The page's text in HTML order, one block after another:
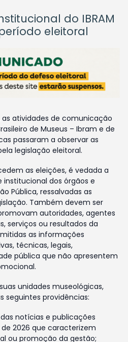
do IBRAM
eleitoral
as atividades de comunicação
de Museus – Ibram e de
passaram a observar as
legislação eleitoral.
as eleições, é vedada a
dos órgãos e
Pública, ressalvadas as
Também devem ser
autoridades, agentes
serviços ou resultados da
as informações
técnicas, legais,
pública que não apresentem
unidades museológicas,
seguintes providências:
notícias e publicações
2026 que caracterizem
ou promoção da gestão;